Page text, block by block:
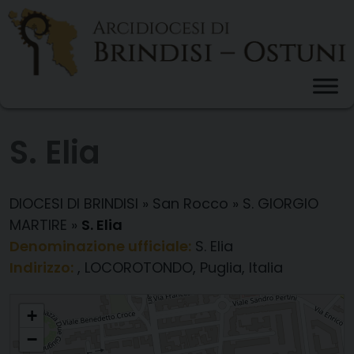
Skip
content
DIOCESI DI BRINDISI » San Rocco » S. GIORGIO
MARTIRE » S. Elia
Denominazione ufficiale: S. Elia
Indirizzo: , LOCOROTONDO, Puglia, Italia
+
−